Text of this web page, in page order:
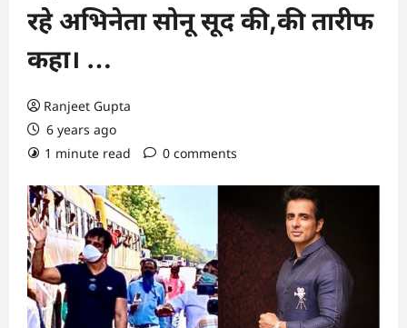
रहे अभिनेता सोनू सूद की,की तारीफ
कहा। …
Ranjeet Gupta
6 years ago
1 minute read
0 comments